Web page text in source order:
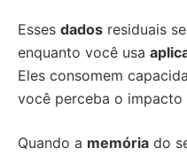
Esses dados residuais
enquanto você usa
Eles consomem
você perceba o impacto
Quando a memória do